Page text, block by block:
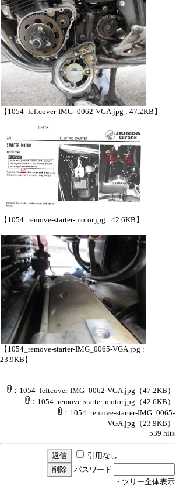
【1054_leftcover-IMG_0062-VGA.jpg : 47.2KB】
【1054_remove-starter-motor.jpg : 42.6KB】
【1054_remove-starter-IMG_0065-VGA.jpg :
23.9KB】
：1054_leftcover-IMG_0062-VGA.jpg （47.2KB）
：1054_remove-starter-motor.jpg （42.6KB）
：1054_remove-starter-IMG_0065-
VGA.jpg （23.9KB）
539 hits
引用なし
パスワード
・ツリー全体表示